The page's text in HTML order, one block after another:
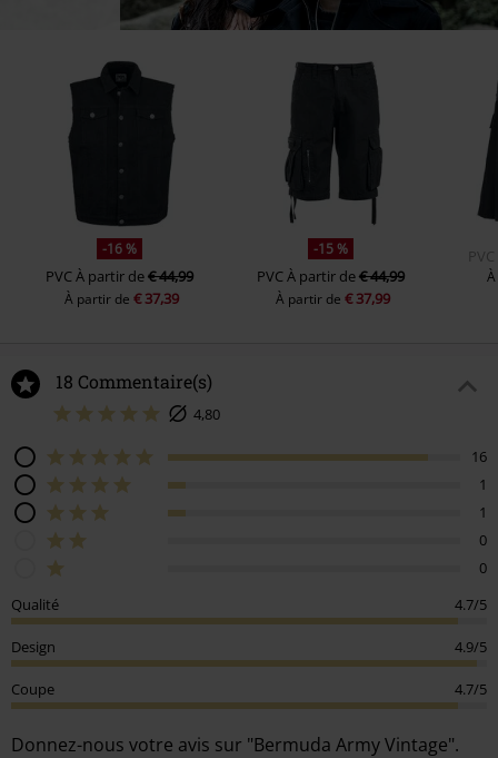
-16 %
PVCÀ partir de€ 44,99
À partir de€ 37,39
-15 %
PVCÀ partir de€ 44,99
À partir de€ 37,99
PVC
18 Commentaire(s)
4,80
16
1
1
0
0
Qualité
4.7/5
Design 4.9/5
Coupe 4.7/5
Donnez-nous votre avis sur "Bermuda Army Vintage".